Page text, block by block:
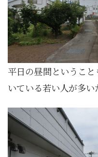
平日の昼間というこ
いている若い人が多い